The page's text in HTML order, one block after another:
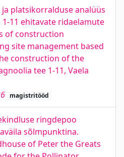
platsikorralduse analüüs
11 ehitavate ridaelamute
of construction
site management based
construction of the
tee 1-11, Vaela
magistritööd
ringdepoo
sõlmpunktina.
of Peter the Greats